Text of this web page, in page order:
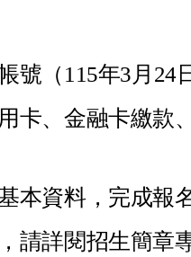
號（115年3月24
卡、金融卡繳款
本資料，完成報
請詳閱招生簡章